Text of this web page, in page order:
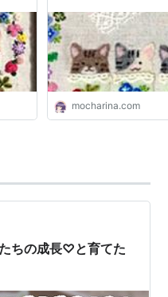
mocharina.com
ちの成長♡と育てた